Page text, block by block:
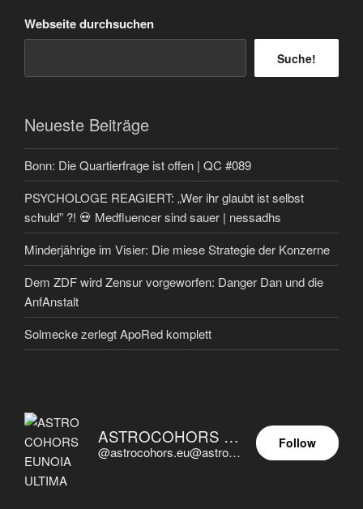
Webseite durchsuchen
Suche!
Neueste Beiträge
Bonn: Die Quartierfrage ist offen | QC #089
PSYCHOLOGE REAGIERT: „Wer ihr glaubt ist selbst
schuld” ?! 💀 Medfluencer sind sauer | nessadhs
Minderjährige im Visier: Die miese Strategie der Konzerne
Dem ZDF wird Zensur vorgeworfen: Danger Dan und die
AnfAnstalt
Solmecke zerlegt ApoRed komplett
ASTROCOHORS EUNOIA ULTIMA
@astrocohors.eu@astrocohors.eu
Follow